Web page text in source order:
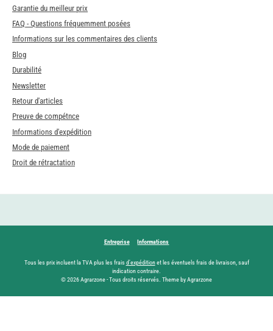
Garantie du meilleur prix
FAQ - Questions fréquemment posées
Informations sur les commentaires des clients
Blog
Durabilité
Newsletter
Retour d'articles
Preuve de compétnce
Informations d'expédition
Mode de paiement
Droit de rétractation
Entreprise Informations
Tous les prix incluent la TVA plus les frais d'expéditionet les éventuels frais de livraison, sauf
indication contraire.
© 2026 Agrarzone - Tous droits réservés. Theme by Agrarzone